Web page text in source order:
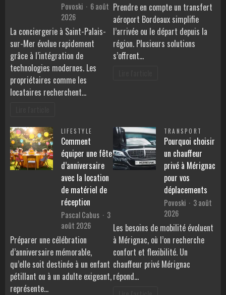
Povoski
6 août
2026
La conciergerie à Saint-Palais-
sur-Mer évolue rapidement
grâce à l’intégration de
technologies modernes. Les
propriétaires comme les
locataires recherchent…
Prendre en compte un transfert
aéroport Bordeaux simplifie
l’arrivée ou le départ depuis la
région. Plusieurs solutions
s’offrent…
LIFESTYLE
Comment
équiper une fête
d’anniversaire
avec la location
de matériel de
réception
Pascal Cabus
3
août 2026
Préparer une célébration
d’anniversaire mémorable,
qu’elle soit destinée à un enfant
pétillant ou à un adulte exigeant,
représente…
TRANSPORT
Pourquoi choisir
un chauffeur
privé à Mérignac
pour vos
déplacements
Povoski
3 août
2026
Les besoins de mobilité évoluent
à Mérignac, où l’on recherche
confort et flexibilité. Un
chauffeur privé Mérignac
répond…